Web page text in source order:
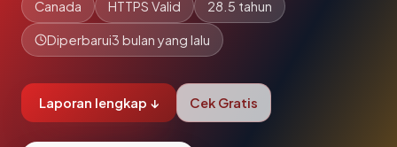
Canada HTTPS Valid 28.5 tahun
Diperbarui3 bulan yang lalu
Laporan lengkap ↓ Cek Gratis